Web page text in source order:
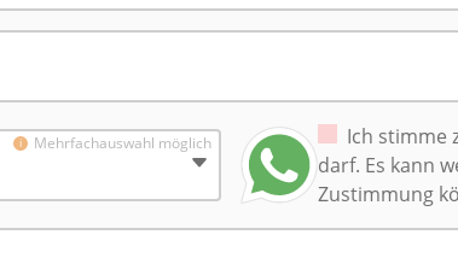
Mehrfachauswahl möglich
Ich stimme
darf. Es kann
Zustimmung